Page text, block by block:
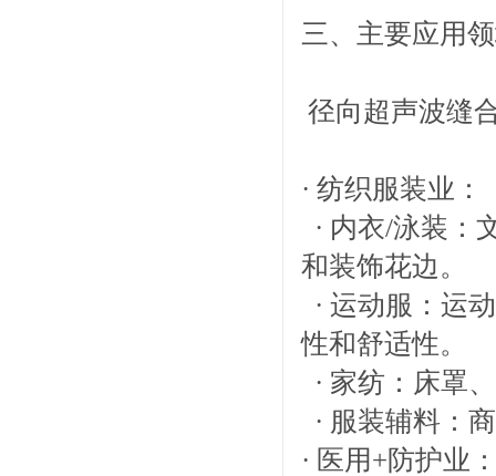
三、主要应用
径向超声波缝
· 纺织服装业：
· 内衣/泳装：
和装饰花边。
· 运动服：运
性和舒适性。
· 家纺：床罩
· 服装辅料：
· 医用+防护业